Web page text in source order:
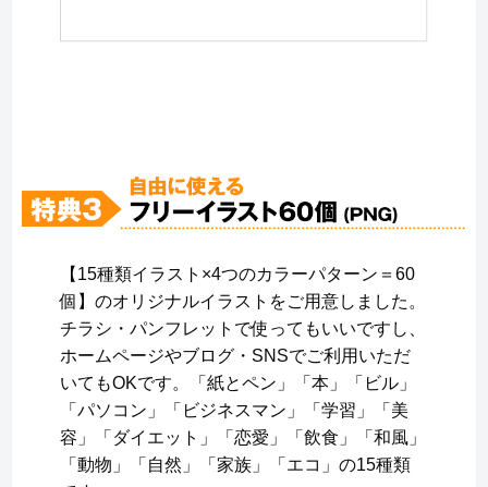
【15種類イラスト×4つのカラーパターン＝60
個】のオリジナルイラストをご用意しました。
チラシ・パンフレットで使ってもいいですし、
ホームページやブログ・SNSでご利用いただ
いてもOKです。「紙とペン」「本」「ビル」
「パソコン」「ビジネスマン」「学習」「美
容」「ダイエット」「恋愛」「飲食」「和風」
「動物」「自然」「家族」「エコ」の15種類